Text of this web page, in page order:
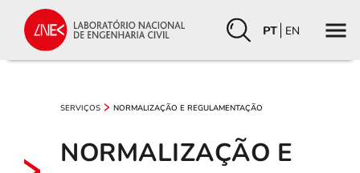
PT EN
SERVIÇOS NORMALIZAÇÃO E REGULAMENTAÇÃO
NORMALIZAÇÃO E